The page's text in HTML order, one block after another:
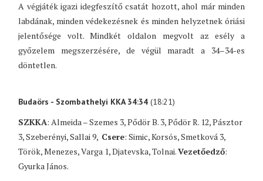
A végjáték igazi idegfeszítő csatát hozott, ahol már minden
labdának, minden védekezésnek és minden helyzetnek óriási
jelentősége volt. Mindkét oldalon megvolt az esély a
győzelem megszerzésére, de végül maradt a 34–34-es
döntetlen.
Budaörs - Szombathelyi KKA 34:34 (18:21)
SZKKA: Almeida – Szemes 3, Pődör B. 3, Pődör R. 12, Pásztor
3, Szeberényi, Sallai 9, Csere: Simic, Korsós, Smetková 3,
Török, Menezes, Varga 1, Djatevska, Tolnai.Vezetőedző:
Gyurka János.